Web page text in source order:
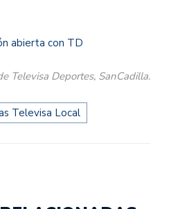
abierta con TD
Televisa Deportes, SanCadilla.
Televisa Local